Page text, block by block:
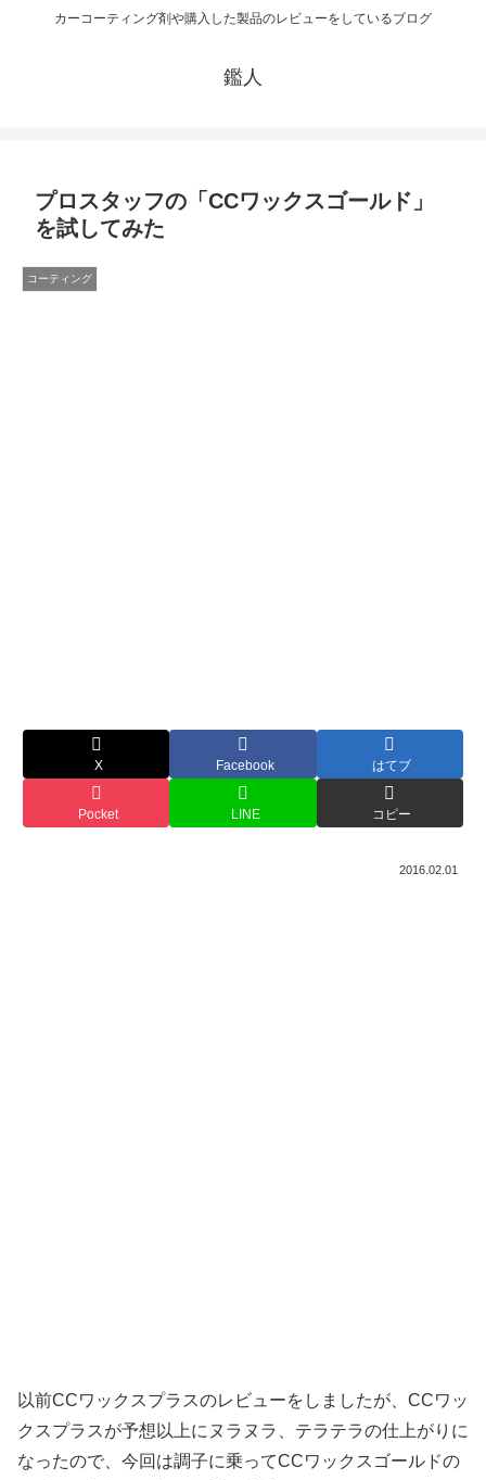
カーコーティング剤や購入した製品のレビューをしているブログ
鑑人
プロスタッフの「CCワックスゴールド」
を試してみた
コーティング
X Facebook はてブ
Pocket LINE コピー
2016.02.01
以前CCワックスプラスのレビューをしましたが、CCワッ
クスプラスが予想以上にヌラヌラ、テラテラの仕上がりに
なったので、今回は調子に乗ってCCワックスゴールドの